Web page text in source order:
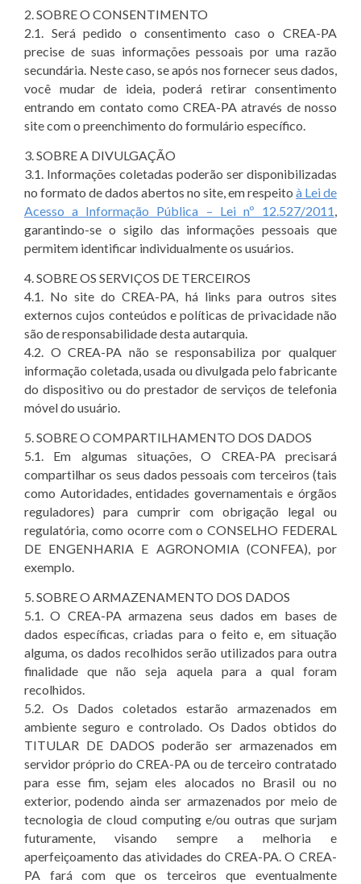
2. SOBRE O CONSENTIMENTO
2.1. Será pedido o consentimento caso o CREA-PA
precise de suas informações pessoais por uma razão
secundária. Neste caso, se após nos fornecer seus dados,
você mudar de ideia, poderá retirar consentimento
entrando em contato como CREA-PA através de nosso
site com o preenchimento do formulário específico.
3. SOBRE A DIVULGAÇÃO
3.1. Informações coletadas poderão ser disponibilizadas
no formato de dados abertos no site, em respeito à Lei de
Acesso a Informação Pública – Lei nº 12.527/2011,
garantindo-se o sigilo das informações pessoais que
permitem identificar individualmente os usuários.
4. SOBRE OS SERVIÇOS DE TERCEIROS
4.1. No site do CREA-PA, há links para outros sites
externos cujos conteúdos e políticas de privacidade não
são de responsabilidade desta autarquia.
4.2. O CREA-PA não se responsabiliza por qualquer
informação coletada, usada ou divulgada pelo fabricante
do dispositivo ou do prestador de serviços de telefonia
móvel do usuário.
5. SOBRE O COMPARTILHAMENTO DOS DADOS
5.1. Em algumas situações, O CREA-PA precisará
compartilhar os seus dados pessoais com terceiros (tais
como Autoridades, entidades governamentais e órgãos
reguladores) para cumprir com obrigação legal ou
regulatória, como ocorre com o CONSELHO FEDERAL
DE ENGENHARIA E AGRONOMIA (CONFEA), por
exemplo.
5. SOBRE O ARMAZENAMENTO DOS DADOS
5.1. O CREA-PA armazena seus dados em bases de
dados específicas, criadas para o feito e, em situação
alguma, os dados recolhidos serão utilizados para outra
finalidade que não seja aquela para a qual foram
recolhidos.
5.2. Os Dados coletados estarão armazenados em
ambiente seguro e controlado. Os Dados obtidos do
TITULAR DE DADOS poderão ser armazenados em
servidor próprio do CREA-PA ou de terceiro contratado
para esse fim, sejam eles alocados no Brasil ou no
exterior, podendo ainda ser armazenados por meio de
tecnologia de cloud computing e/ou outras que surjam
futuramente, visando sempre a melhoria e
aperfeiçoamento das atividades do CREA-PA. O CREA-
PA fará com que os terceiros que eventualmente